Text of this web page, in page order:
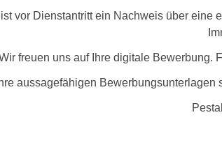
vor Dienstantritt ein Nachweis über
freuen uns auf Ihre digitale Bewerbung.
Ihre aussagefähigen